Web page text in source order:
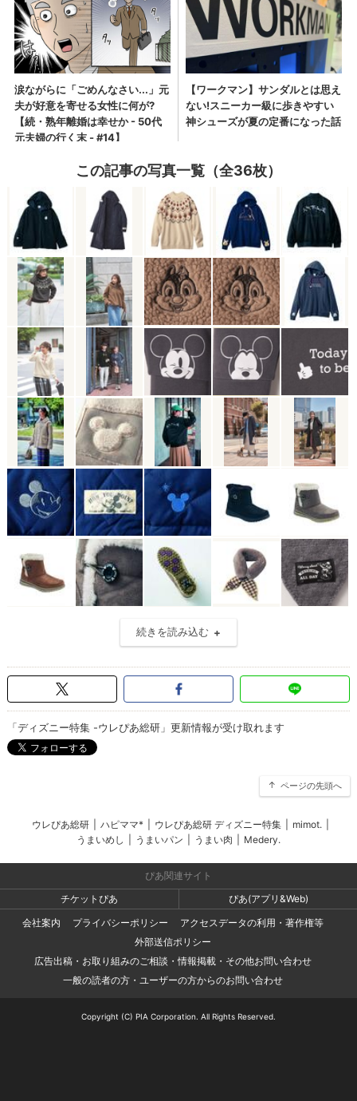
この記事の写真一覧（全36枚）
続きを読み込む
「ディズニー特集 -ウレぴあ総研」更新情報が受け取れます
ページの先頭へ
ウレぴあ総研 ハピママ* ウレぴあ総研 ディズニー特集 mimot.
うまいめし
うまいパン うまい肉 Medery.
ぴあ関連サイト
チケットぴあ
ぴあ(アプリ&Web)
会社案内
プライバシーポリシー
アクセスデータの利用・著作権等
外部送信ポリシー
広告出稿・お取り組みのご相談・情報掲載・その他お問い合わせ
一般の読者の方・ユーザーの方からのお問い合わせ
Copyright (C) PIA Corporation. All Rights Reserved.